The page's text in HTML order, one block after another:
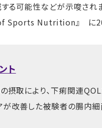
る可能性などが示唆され
Sports Nutrition』 に
ト
の摂取により、下痢関連QOL
が改善した被験者の腸内